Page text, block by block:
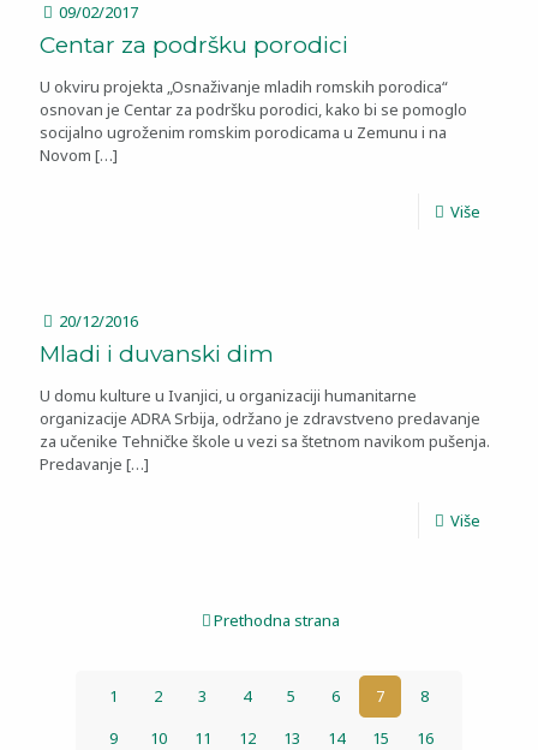
09/02/2017
Centar za podršku porodici
U okviru projekta „Osnaživanje mladih romskih porodica“
osnovan je Centar za podršku porodici, kako bi se pomoglo
socijalno ugroženim romskim porodicama u Zemunu i na
Novom […]
Više
20/12/2016
Mladi i duvanski dim
U domu kulture u Ivanjici, u organizaciji humanitarne
organizacije ADRA Srbija, održano je zdravstveno predavanje
za učenike Tehničke škole u vezi sa štetnom navikom pušenja.
Predavanje […]
Više
Prethodna strana
1 2 3 4 5 6 7
8
9
10 11 12 13 14 15
16